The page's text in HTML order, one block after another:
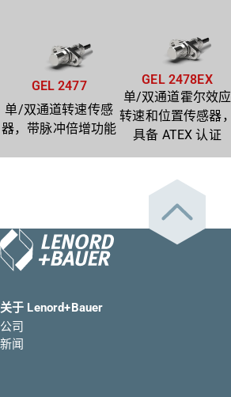
GEL 2477
单/双通道转速传感
器，带脉冲倍增功能
GEL 2478EX
单/双通道霍尔效应
转速和位置传感器，
具备 ATEX 认证
关于 Lenord+Bauer
公司
新闻